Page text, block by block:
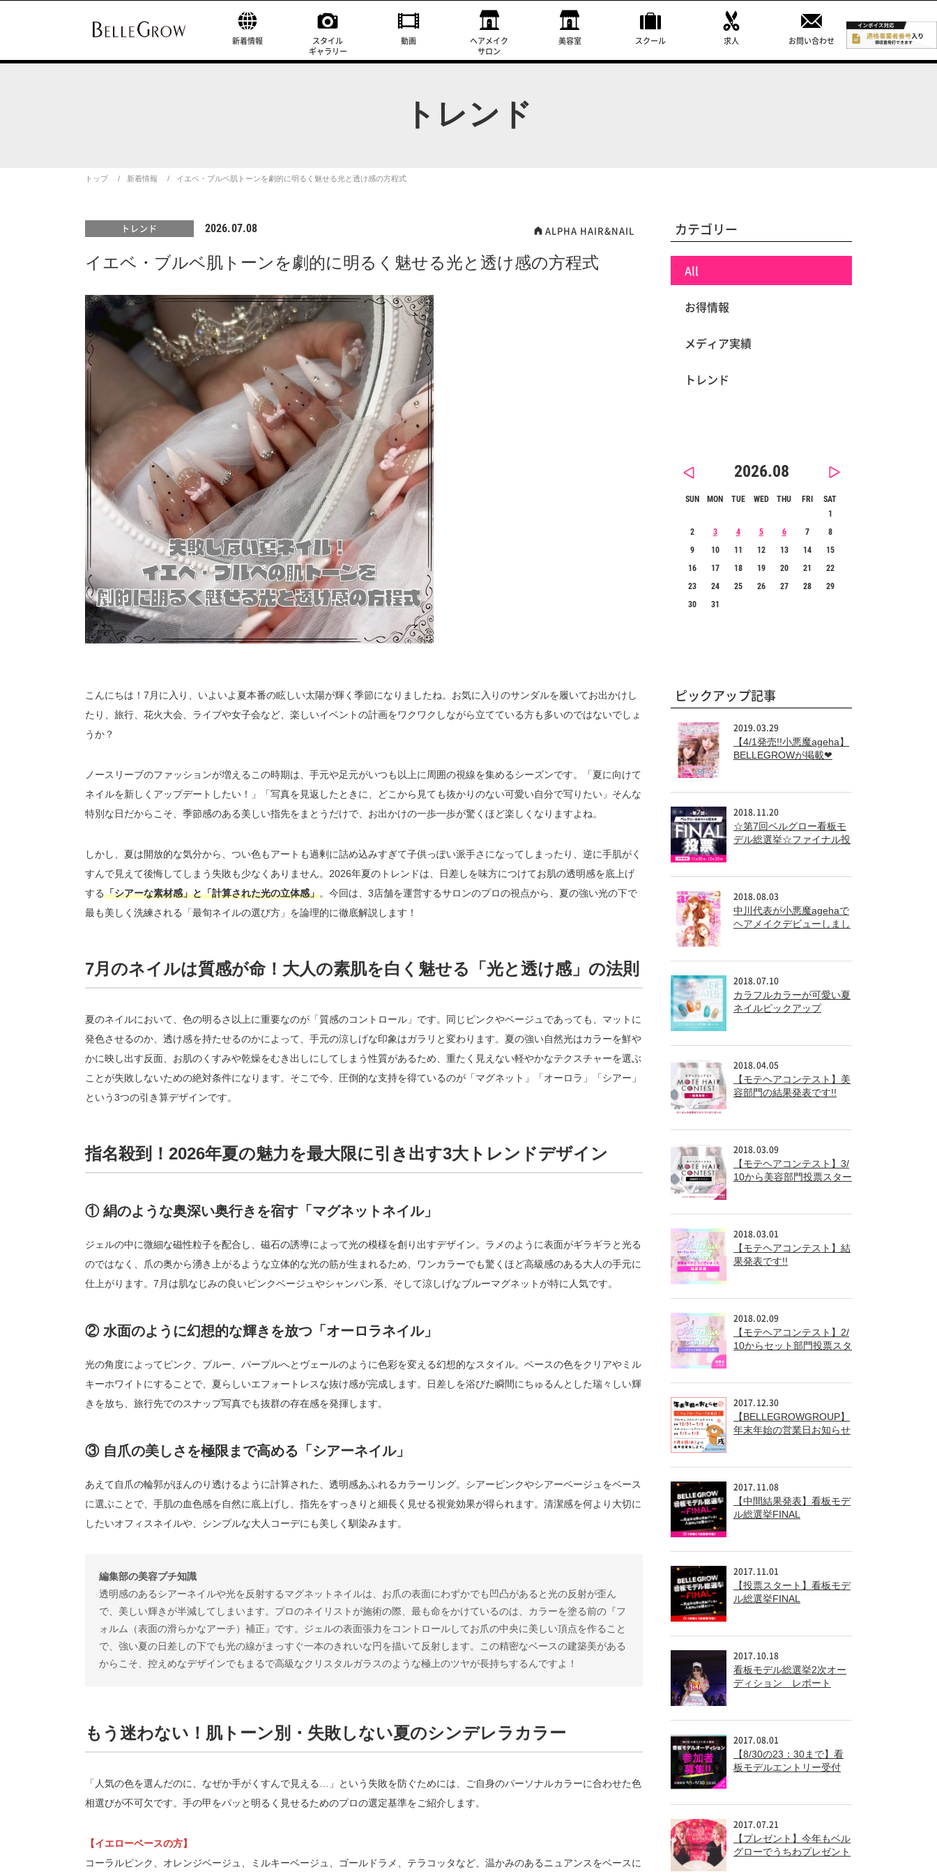
新着情報
スタイル
ギャラリー
動画
ヘアメイク
サロン
美容室 スクール 求人 お問い合わせ
トレンド
トップ 新着情報 イエベ・ブルベ肌トーンを劇的に明るく魅せる光と透け感の方程式
ALPHA HAIR&NAIL
トレンド 2026.07.08
イエベ・ブルベ肌トーンを劇的に明るく魅せる光と透け感の方程式
こんにちは！7月に入り、いよいよ夏本番の眩しい太陽が輝く季節になりましたね。お気に入りのサンダルを履いてお出かけし
たり、旅行、花火大会、ライブや女子会など、楽しいイベントの計画をワクワクしながら立てている方も多いのではないでしょ
うか？
ノースリーブのファッションが増えるこの時期は、手元や足元がいつも以上に周囲の視線を集めるシーズンです。「夏に向けて
ネイルを新しくアップデートしたい！」「写真を見返したときに、どこから見ても抜かりのない可愛い自分で写りたい」そんな
特別な日だからこそ、季節感のある美しい指先をまとうだけで、お出かけの一歩一歩が驚くほど楽しくなりますよね。
しかし、夏は開放的な気分から、つい色もアートも過剰に詰め込みすぎて子供っぽい派手さになってしまったり、逆に手肌がく
すんで見えて後悔してしまう失敗も少なくありません。2026年夏のトレンドは、日差しを味方につけてお肌の透明感を底上げ
する「シアーな素材感」と「計算された光の立体感」。今回は、3店舗を運営するサロンのプロの視点から、夏の強い光の下で
最も美しく洗練される「最旬ネイルの選び方」を論理的に徹底解説します！
7月のネイルは質感が命！大人の素肌を白く魅せる「光と透け感」の法則
夏のネイルにおいて、色の明るさ以上に重要なのが「質感のコントロール」です。同じピンクやベージュであっても、マットに
発色させるのか、透け感を持たせるのかによって、手元の涼しげな印象はガラリと変わります。夏の強い自然光はカラーを鮮や
かに映し出す反面、お肌のくすみや乾燥をむき出しにしてしまう性質があるため、重たく見えない軽やかなテクスチャーを選ぶ
ことが失敗しないための絶対条件になります。そこで今、圧倒的な支持を得ているのが「マグネット」「オーロラ」「シアー」
という3つの引き算デザインです。
指名殺到！2026年夏の魅力を最大限に引き出す3大トレンドデザイン
① 絹のような奥深い奥行きを宿す「マグネットネイル」
ジェルの中に微細な磁性粒子を配合し、磁石の誘導によって光の模様を創り出すデザイン。ラメのように表面がギラギラと光る
のではなく、爪の奥から湧き上がるような立体的な光の筋が生まれるため、ワンカラーでも驚くほど高級感のある大人の手元に
仕上がります。7月は肌なじみの良いピンクベージュやシャンパン系、そして涼しげなブルーマグネットが特に人気です。
② 水面のように幻想的な輝きを放つ「オーロラネイル」
光の角度によってピンク、ブルー、パープルへとヴェールのように色彩を変える幻想的なスタイル。ベースの色をクリアやミル
キーホワイトにすることで、夏らしいエフォートレスな抜け感が完成します。日差しを浴びた瞬間にちゅるんとした瑞々しい輝
きを放ち、旅行先でのスナップ写真でも抜群の存在感を発揮します。
③ 自爪の美しさを極限まで高める「シアーネイル」
あえて自爪の輪郭がほんのり透けるように計算された、透明感あふれるカラーリング。シアーピンクやシアーベージュをベース
に選ぶことで、手肌の血色感を自然に底上げし、指先をすっきりと細長く見せる視覚効果が得られます。清潔感を何より大切に
したいオフィスネイルや、シンプルな大人コーデにも美しく馴染みます。
編集部の美容プチ知識
透明感のあるシアーネイルや光を反射するマグネットネイルは、お爪の表面にわずかでも凹凸があると光の反射が歪ん
で、美しい輝きが半減してしまいます。プロのネイリストが施術の際、最も命をかけているのは、カラーを塗る前の『フ
ォルム（表面の滑らかなアーチ）補正』です。ジェルの表面張力をコントロールしてお爪の中央に美しい頂点を作ること
で、強い夏の日差しの下でも光の線がまっすぐ一本のきれいな円を描いて反射します。この精密なベースの建築美がある
からこそ、控えめなデザインでもまるで高級なクリスタルガラスのような極上のツヤが長持ちするんですよ！
もう迷わない！肌トーン別・失敗しない夏のシンデレラカラー
「人気の色を選んだのに、なぜか手がくすんで見える…」という失敗を防ぐためには、ご自身のパーソナルカラーに合わせた色
相選びが不可欠です。手の甲をパッと明るく見せるためのプロの選定基準をご紹介します。
【イエローベースの方】
コーラルピンク、オレンジベージュ、ミルキーベージュ、ゴールドラメ、テラコッタなど、温かみのあるニュアンスをベースに
カテゴリー
All
お得情報
メディア実績
トレンド
2026.08
SUN MON TUE WED THU FRI
SAT
1
2
3 4 5 6 7
8
9
10 11 12 13 14
15
16
17 18 19 20 21
22
23
24 25 26 27 28
29
30
31
ピックアップ記事
2019.03.29
【4/1発売!!小悪魔ageha】
BELLEGROWが掲載❤
2018.11.20
☆第7回ベルグロー看板モ
デル総選挙☆ファイナル投
2018.08.03
中川代表が小悪魔agehaで
ヘアメイクデビューしまし
2018.07.10
カラフルカラーが可愛い夏
ネイルピックアップ
2018.04.05
【モテヘアコンテスト】美
容部門の結果発表です!!
2018.03.09
【モテヘアコンテスト】3/
10から美容部門投票スター
2018.03.01
【モテヘアコンテスト】結
果発表です!!
2018.02.09
【モテヘアコンテスト】2/
10からセット部門投票スタ
2017.12.30
【BELLEGROWGROUP】
年末年始の営業日お知らせ
2017.11.08
【中間結果発表】看板モデ
ル総選挙FINAL
2017.11.01
【投票スタート】看板モデ
ル総選挙FINAL
2017.10.18
看板モデル総選挙2次オー
ディション レポート
2017.08.01
【8/30の23：30まで】看
板モデルエントリー受付
2017.07.21
【プレゼント】今年もベル
グローでうちわプレゼント